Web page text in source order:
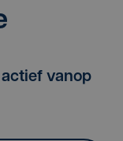
vanop